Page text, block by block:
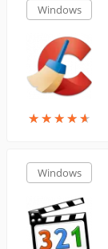
Windows
★★★★★
★★★★★
Windows